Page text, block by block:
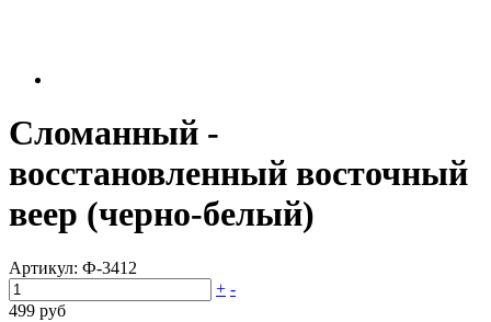
Сломанный -
восстановленный восточный
веер (черно-белый)
Артикул: Ф-3412
+ -
499 руб